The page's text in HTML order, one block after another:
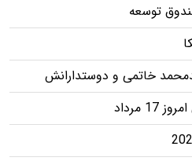
توسعه
خاتمی و دوستدارانش
مرداد